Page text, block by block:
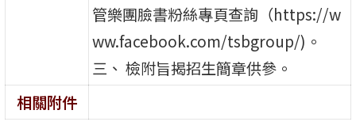
管樂團臉書粉絲專頁查詢（https://w
ww.facebook.com/tsbgroup/)。
三、 檢附旨揭招生簡章供參。
相關附件